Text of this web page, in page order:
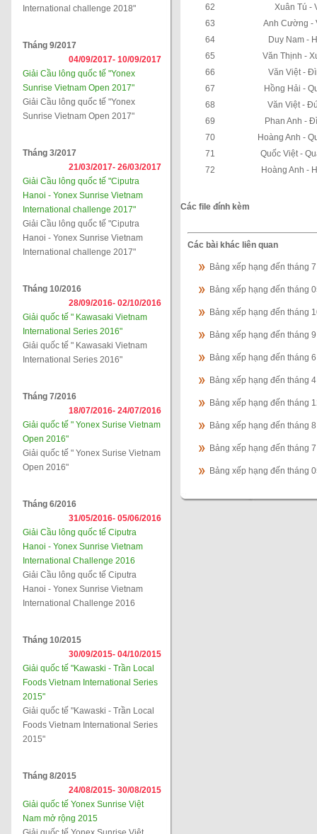
International challenge 2018"
Tháng 9/2017
04/09/2017- 10/09/2017
Giải Cầu lông quốc tế "Yonex
Sunrise Vietnam Open 2017"
Giải Cầu lông quốc tế "Yonex
Sunrise Vietnam Open 2017"
Tháng 3/2017
21/03/2017- 26/03/2017
Giải Cầu lông quốc tế "Ciputra
Hanoi - Yonex Sunrise Vietnam
International challenge 2017"
Giải Cầu lông quốc tế "Ciputra
Hanoi - Yonex Sunrise Vietnam
International challenge 2017"
Tháng 10/2016
28/09/2016- 02/10/2016
Giải quốc tế " Kawasaki Vietnam
International Series 2016"
Giải quốc tế " Kawasaki Vietnam
International Series 2016"
Tháng 7/2016
18/07/2016- 24/07/2016
Giải quốc tế " Yonex Surise Vietnam
Open 2016"
Giải quốc tế " Yonex Surise Vietnam
Open 2016"
Tháng 6/2016
31/05/2016- 05/06/2016
Giải Cầu lông quốc tế Ciputra
Hanoi - Yonex Sunrise Vietnam
International Challenge 2016
Giải Cầu lông quốc tế Ciputra
Hanoi - Yonex Sunrise Vietnam
International Challenge 2016
Tháng 10/2015
30/09/2015- 04/10/2015
Giải quốc tế "Kawaski - Trần Local
Foods Vietnam International Series
2015"
Giải quốc tế "Kawaski - Trần Local
Foods Vietnam International Series
2015"
Tháng 8/2015
24/08/2015- 30/08/2015
Giải quốc tế Yonex Sunrise Việt
Nam mở rộng 2015
62
Xuân Tú -
63
Anh Cường -
64
Duy Nam -
65
Văn Thịnh -
66
Văn Việt -
67
Hồng Hải -
68
Văn Việt -
69
Phan Anh -
70
Hoàng Anh -
71
Quốc Việt -
72
Hoàng Anh -
Các file đính kèm
Các bài khác liên quan
Bảng xếp hạng đến tháng
Bảng xếp hạng đến tháng
Bảng xếp hạng đến tháng
Bảng xếp hạng đến tháng
Bảng xếp hạng đến tháng
Bảng xếp hạng đến tháng
Bảng xếp hạng đến tháng
Bảng xếp hạng đến tháng
Bảng xếp hạng đến tháng
Bảng xếp hạng đến tháng